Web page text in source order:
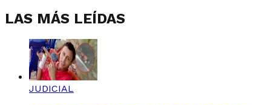
LAS MÁS LEÍDAS
JUDICIAL